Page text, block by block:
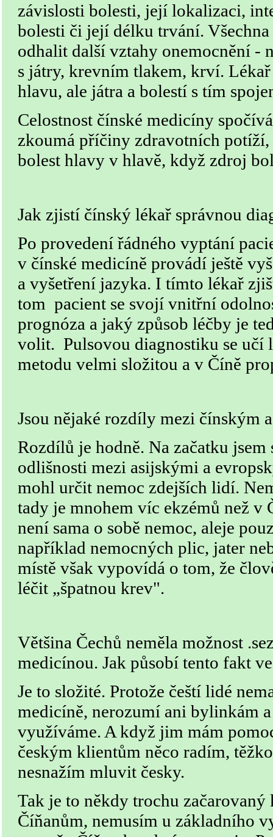
závislosti bolesti, její lokalizaci,
bolesti či její délku trvání.
odhalit další vztahy onemocnění -
s játry, krevním tlakem, krví.
hlavu, ale játra a bolestí s tím
Celostnost čínské medicíny
zkoumá příčiny zdravotních potíží,
bolest hlavy v hlavě, když zdroj
Jak zjistí čínský lékař správnou
Po provedení řádného vyptání
v čínské medicíně provádí ještě
a vyšetření jazyka. I tímto lékař
tom pacient se svojí vnitřní
prognóza a jaký způsob léčby je
volit. Pulsovou diagnostiku se učí
metodu velmi složitou a v Číně
Jsou nějaké rozdíly mezi čínským
Rozdílů je hodně. Na začatku
odlišnosti mezi asijskými a
mohl určit nemoc zdejších lidí.
tady je mnohem víc ekzémů než v
není sama o sobě nemoc, aleje
například nemocných plic, jater
místě však vypovídá o tom, že
léčit „špatnou krev".
Většina Čechů neměla možnost
medicínou. Jak působí tento fakt
Je to složité. Protože čeští lidé
medicíně, nerozumí ani bylinkám
využíváme. A když jim mám
českým klientům něco radím,
nesnažím mluvit česky.
Tak je to někdy trochu
Číňanům, nemusím u základního